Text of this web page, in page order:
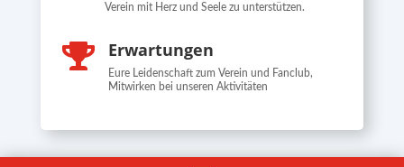
Verein mit Herz und Seele zu unterstützen.
 Erwartungen
Eure Leidenschaft zum Verein und Fanclub,
Mitwirken bei unseren Aktivitäten